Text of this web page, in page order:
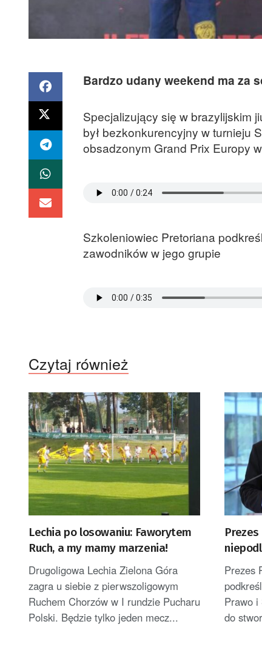
Bardzo udany weekend ma za
Specjalizujący się w brazylijskim
był bezkonkurencyjny w turnieju
obsadzonym Grand Prix Europy
Szkoleniowiec Pretoriana
zawodników w jego grupie
Czytaj również
Lechia po losowaniu: Faworytem
Ruch, a my mamy marzenia!
Drugoligowa Lechia Zielona Góra
zagra u siebie z pierwszoligowym
Ruchem Chorzów w I rundzie Pucharu
Polski. Będzie tylko jeden mecz...
Prezes
Prawo i
do